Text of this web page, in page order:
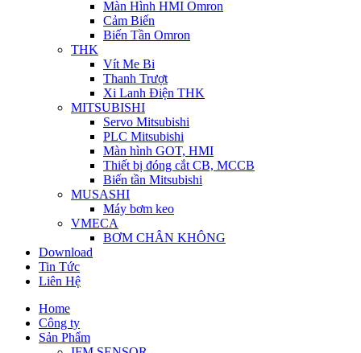
Màn Hình HMI Omron
Cảm Biến
Biến Tần Omron
THK
Vít Me Bi
Thanh Trượt
Xi Lanh Điện THK
MITSUBISHI
Servo Mitsubishi
PLC Mitsubishi
Màn hình GOT, HMI
Thiết bị đóng cắt CB, MCCB
Biến tần Mitsubishi
MUSASHI
Máy bơm keo
VMECA
BƠM CHÂN KHÔNG
Download
Tin Tức
Liên Hệ
Home
Công ty
Sản Phẩm